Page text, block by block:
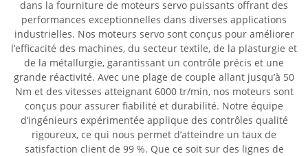
dans la fourniture de moteurs servo puissants offrant des
performances exceptionnelles dans diverses applications
industrielles. Nos moteurs servo sont conçus pour améliorer
l’efficacité des machines, du secteur textile, de la plasturgie et
de la métallurgie, garantissant un contrôle précis et une
grande réactivité. Avec une plage de couple allant jusqu’à 50
Nm et des vitesses atteignant 6000 tr/min, nos moteurs sont
conçus pour assurer fiabilité et durabilité. Notre équipe
d’ingénieurs expérimentée applique des contrôles qualité
rigoureux, ce qui nous permet d’atteindre un taux de
satisfaction client de 99 %. Que ce soit sur des lignes de